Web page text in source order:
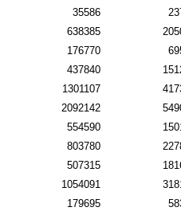
35586
638385
176770
437840
1301107
2092142
554590
803780
507315
1054091
179695